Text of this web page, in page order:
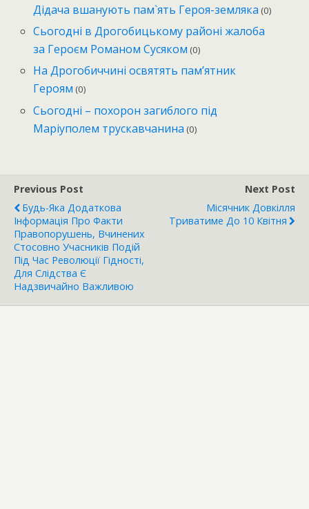
Дідача вшанують пам`ять Героя-земляка (0)
Сьогодні в Дрогобицькому районі жалоба
за Героєм Романом Сусяком (0)
На Дрогобиччині освятять пам’ятник
Героям (0)
Сьогодні – похорон загиблого під
Маріуполем трускавчанина (0)
Previous Post
Будь-Яка Додаткова
Інформація Про Факти
Правопорушень, Вчинених
Стосовно Учасників Подій
Під Час Революції Гідності,
Для Слідства Є
Надзвичайно Важливою
Next Post
Місячник Довкілля
Триватиме До 10 Квітня